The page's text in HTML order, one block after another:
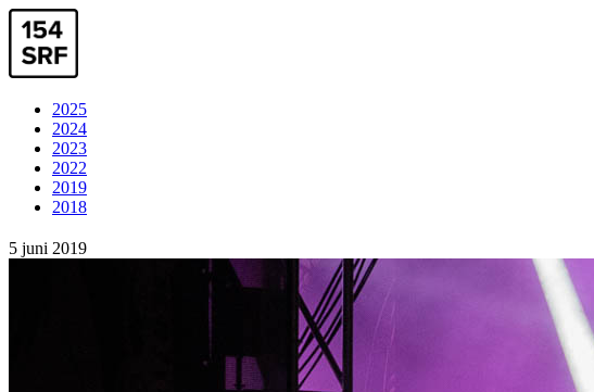
2025
2024
2023
2022
2019
2018
5 juni 2019